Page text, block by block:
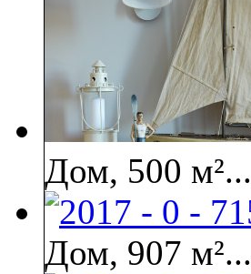
Дом, 500 м²...
Дом, 907 м²...